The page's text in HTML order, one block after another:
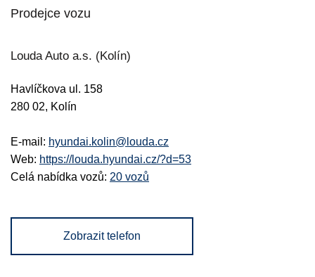
Prodejce vozu
Louda Auto a.s. (Kolín)
Havlíčkova ul. 158
280 02, Kolín
E-mail: hyundai.kolin@louda.cz
Web: https://louda.hyundai.cz/?d=53
Celá nabídka vozů: 20 vozů
Zobrazit telefon